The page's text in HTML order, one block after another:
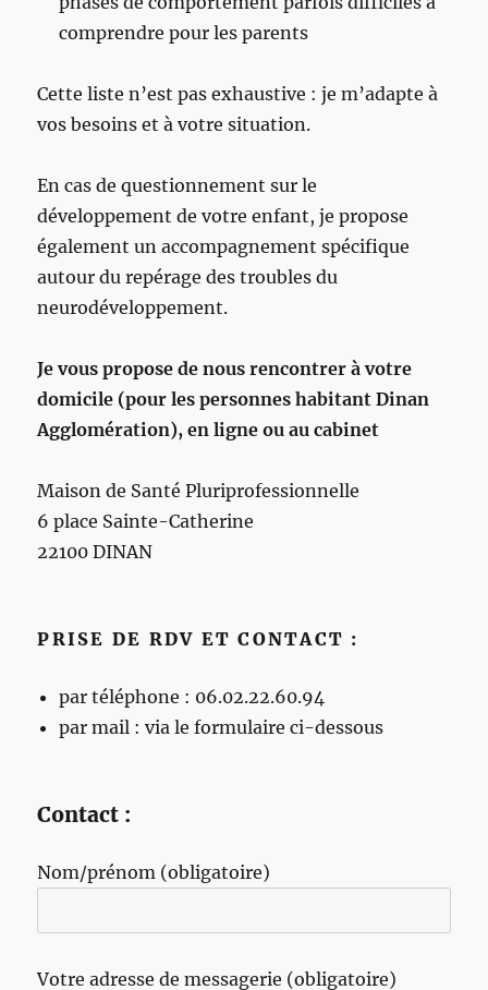
comprendre pour les parents
Cette liste n’est pas exhaustive : je m’adapte à
vos besoins et à votre situation.
En cas de questionnement sur le
développement de votre enfant, je propose
également un accompagnement spécifique
autour du repérage des troubles du
neurodéveloppement.
Je vous propose de nous rencontrer à votre
domicile (pour les personnes habitant Dinan
Agglomération), en ligne ou au cabinet
Maison de Santé Pluriprofessionnelle
6 place Sainte-Catherine
22100 DINAN
PRISE DE RDV ET CONTACT :
par téléphone : 06.02.22.60.94
par mail : via le formulaire ci-dessous
Contact :
Nom/prénom (obligatoire)
Votre adresse de messagerie (obligatoire)